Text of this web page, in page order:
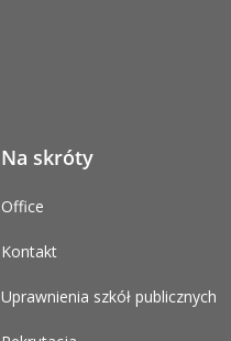
Na skróty
Office
Kontakt
Uprawnienia szkół publicznych